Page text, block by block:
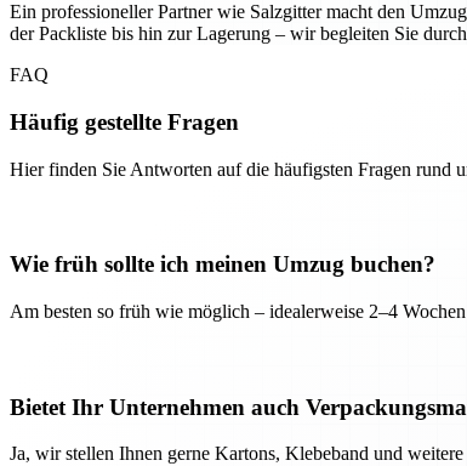
Ein professioneller Partner wie Salzgitter macht den
der Packliste bis hin zur Lagerung – wir begleiten Sie
FAQ
Häufig gestellte Fragen
Hier finden Sie Antworten auf die häufigsten Fragen rund
Wie früh sollte ich meinen Umzug buchen?
Am besten so früh wie möglich – idealerweise 2–4
Bietet Ihr Unternehmen auch
Ja, wir stellen Ihnen gerne Kartons, Klebeband und